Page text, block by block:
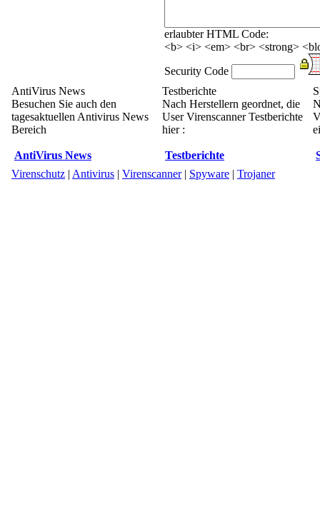
erlaubter HTML Code:
<b> <i> <em> <br> <strong>
Security Code
AntiVirus News
Besuchen Sie auch den
tagesaktuellen Antivirus News
Bereich
AntiVirus News
Testberichte
Nach Herstellern geordnet, die
User Virenscanner Testberichte
hier :
Testberichte
Virenschutz | Antivirus | Virenscanner| Spyware | Trojaner